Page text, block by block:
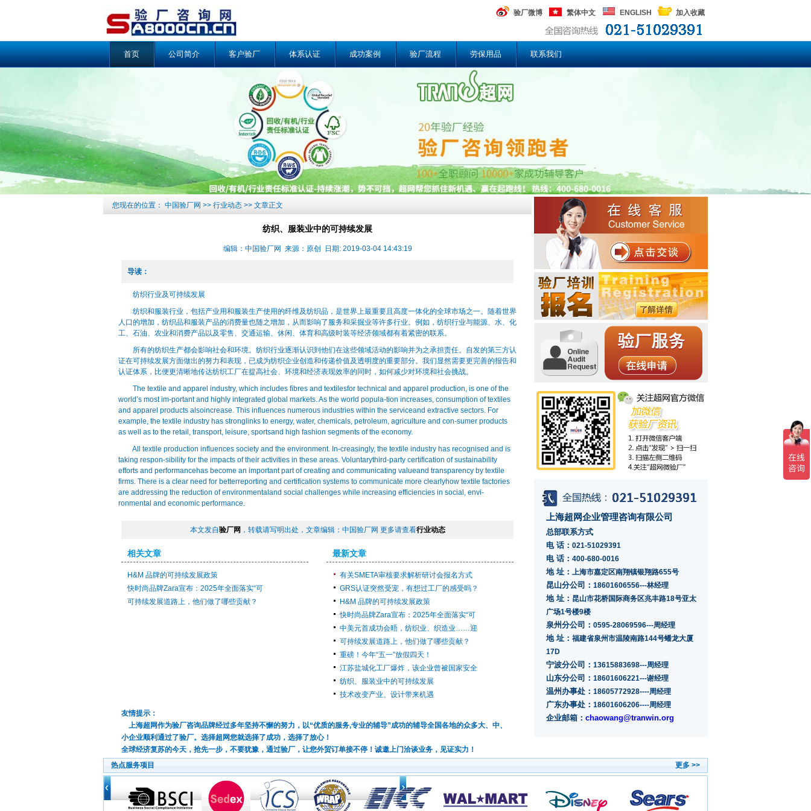
验厂微博 繁体中文 ENGLISH 加入收藏
首页 公司简介 客户验厂 体系认证 成功案例 验厂流程 劳保用品 联系我们
您现在的位置： 中国验厂网 >> 行业动态 >> 文章正文
纺织、服装业中的可持续发展
编辑：中国验厂网 来源：原创 日期: 2019-03-04 14:43:19
导读：
纺织行业及可持续发展
纺织和服装行业，包括产业用和服装生产使用的纤维及纺织品，是世界上最重要且高度一体化的全球市场之一。随着世界
人口的增加，纺织品和服装产品的消费量也随之增加，从而影响了服务和采掘业等许多行业。例如，纺织行业与能源、水、化
工、石油、农业和消费产品以及零售、交通运输、休闲、体育和高级时装等经济领域都有着紧密的联系。
所有的纺织生产都会影响社会和环境。纺织行业逐渐认识到他们在这些领域活动的影响并为之承担责任。自发的第三方认
证在可持续发展方面做出的努力和表现，已成为纺织企业创造和传递价值及透明度的重要部分。我们显然需要更完善的报告和
认证体系，比便更清晰地传达纺织工厂在提高社会、环境和经济表现效率的同时，如何减少对环境和社会挑战。
The textile and apparel industry, which includes fibres and textilesfor technical and apparel production, is one of the
world’s most im-portant and highly integrated global markets. As the world popula-tion increases, consumption of textiles
and apparel products alsoincrease. This influences numerous industries within the serviceand extractive sectors. For
example, the textile industry has stronglinks to energy, water, chemicals, petroleum, agriculture and con-sumer products
as well as to the retail, transport, leisure, sportsand high fashion segments of the economy.
All textile production influences society and the environment. In-creasingly, the textile industry has recognised and is
taking respon-sibility for the impacts of their activities in these areas. Voluntarythird-party certification of sustainability
efforts and performancehas become an important part of creating and communicating valueand transparency by textile
firms. There is a clear need for betterreporting and certification systems to communicate more clearlyhow textile factories
are addressing the reduction of environmentaland social challenges while increasing efficiencies in social, envi-
ronmental and economic performance.
本文发自验厂网 ，转载请写明出处，文章编辑：中国验厂网 更多请查看行业动态
相关文章
H&M 品牌的可持续发展政策
快时尚品牌Zara宣布：2025年全面落实“可
可持续发展道路上，他们做了哪些贡献？
最新文章
有关SMETA审核要求解析研讨会报名方式
GRS认证突然受宠，有想过工厂的感受吗？
H&M 品牌的可持续发展政策
快时尚品牌Zara宣布：2025年全面落实“可
中美元首成功会晤，纺织业、织造业……迎
可持续发展道路上，他们做了哪些贡献？
重磅！今年“五一”放假四天！
江苏盐城化工厂爆炸，该企业曾被国家安全
纺织、服装业中的可持续发展
技术改变产业、设计带来机遇
友情提示：
上海超网作为验厂咨询品牌经过多年坚持不懈的努力，以“优质的服务,专业的辅导”成功的辅导全国各地的众多大、中、
小企业顺利通过了验厂。选择超网您就选择了成功，选择了放心！
全球经济复苏的今天，抢先一步，不要犹豫，通过验厂，让您外贸订单接不停！诚邀上门洽谈业务，见证实力！
上海超网企业管理咨询有限公司
总部联系方式
电 话： 021-51029391
电 话： 400-680-0016
地 址： 上海市嘉定区南翔镇银翔路655号
昆山分公司： 18601606556---林经理
地 址： 昆山市花桥国际商务区兆丰路18号亚太
广场1号楼9楼
泉州分公司： 0595-28069596---周经理
地 址： 福建省泉州市温陵南路144号蟠龙大厦
17D
宁波分公司： 13615883698---周经理
山东分公司： 18601606221---谢经理
温州办事处： 18605772928----周经理
广东办事处： 18601606206----周经理
企业邮箱： chaowang@tranwin.org
热点服务项目 更多 >>